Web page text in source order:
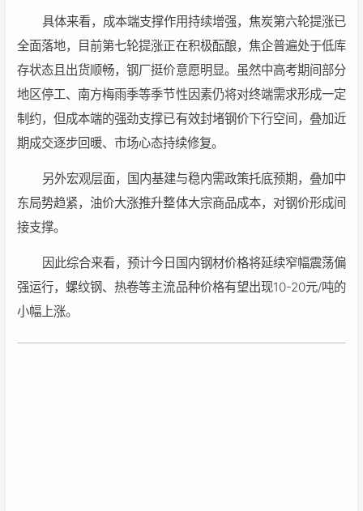
具体来看，成本端支撑作用持续增强，焦炭第六轮提涨已
全面落地，目前第七轮提涨正在积极酝酿，焦企普遍处于低库
存状态且出货顺畅，钢厂挺价意愿明显。虽然中高考期间部分
地区停工、南方梅雨季等季节性因素仍将对终端需求形成一定
制约，但成本端的强劲支撑已有效封堵钢价下行空间，叠加近
期成交逐步回暖、市场心态持续修复。
另外宏观层面，国内基建与稳内需政策托底预期，叠加中
东局势趋紧，油价大涨推升整体大宗商品成本，对钢价形成间
接支撑。
因此综合来看，预计今日国内钢材价格将延续窄幅震荡偏
强运行，螺纹钢、热卷等主流品种价格有望出现10-20元/吨的
小幅上涨。